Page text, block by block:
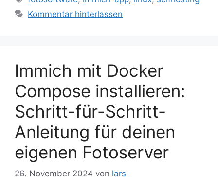
Kommentar hinterlassen
Immich mit Docker
Compose installieren:
Schritt-für-Schritt-
Anleitung für deinen
eigenen Fotoserver
26. November 2024 von lars